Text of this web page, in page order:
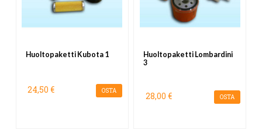
Huoltopaketti Kubota 1
24,50 € OSTA
Huoltopaketti Lombardini
3
28,00 € OSTA